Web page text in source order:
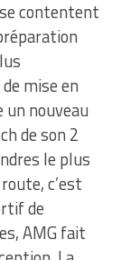
se contentent
mise en
un nouveau
de son 2
le plus
c’est
de
AMG fait